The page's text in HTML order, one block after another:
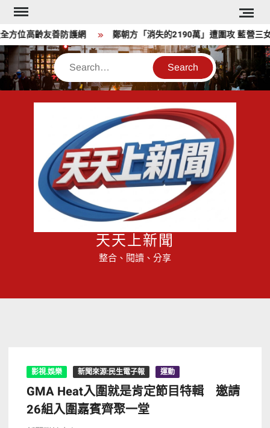
Skip
content
位高齡友善防護網 鄭朝方「消失的2190萬」遭圍攻 藍營三女
Search
天天上新聞
整合、閱讀、分享
影視.娛樂 新聞來源:民生電子報 運動
GMA Heat入圍就是肯定節目特輯 邀請
26組入圍嘉賓齊聚一堂